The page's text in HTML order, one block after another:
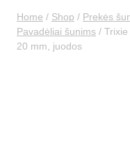
Home / Shop / Prekės
Pavadėliai šunims / Trixie
20 mm, juodos